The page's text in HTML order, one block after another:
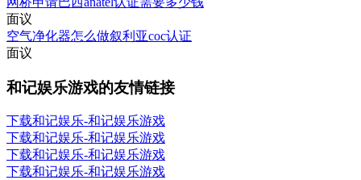
面议
空气净化器怎么做叙利亚coc认证
面议
和记娱乐游戏的友情链接
下载和记娱乐-和记娱乐游戏
下载和记娱乐-和记娱乐游戏
下载和记娱乐-和记娱乐游戏
下载和记娱乐-和记娱乐游戏